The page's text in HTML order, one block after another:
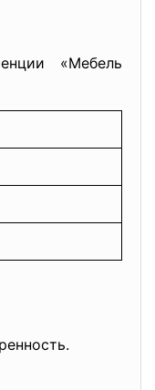
«Мебель